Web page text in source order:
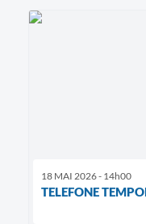
18 MAI 2026 - 14h00
TELEFONE